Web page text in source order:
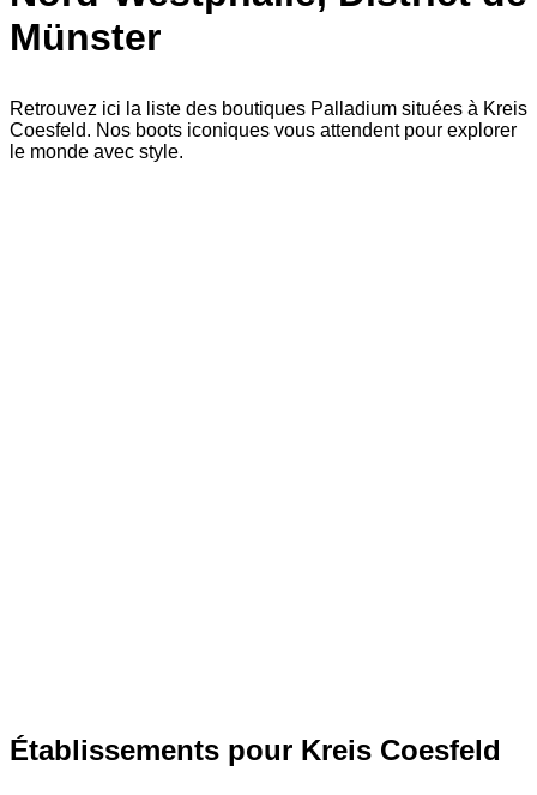
Münster
Retrouvez ici la liste des boutiques Palladium situées à Kreis
Coesfeld. Nos boots iconiques vous attendent pour explorer
le monde avec style.
Établissements pour Kreis Coesfeld